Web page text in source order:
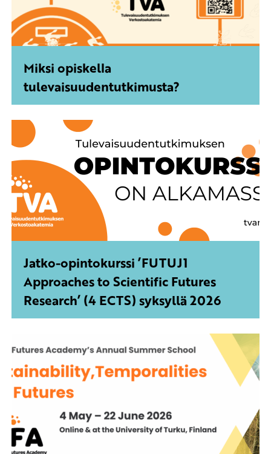
Miksi opiskella
tulevaisuudentutkimusta?
Jatko-opintokurssi ’FUTUJ1
Approaches to Scientific Futures
Research’ (4 ECTS) syksyllä 2026